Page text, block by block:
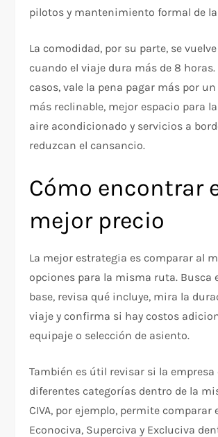
pilotos y mantenimiento formal de
La comodidad, por su parte, se
cuando el viaje dura más de 8 horas.
casos, vale la pena pagar más por
más reclinable, mejor espacio para
aire acondicionado y servicios a
reduzcan el cansancio.
Cómo encontrar
mejor precio
La mejor estrategia es comparar al
opciones para la misma ruta. Busca
base, revisa qué incluye, mira la
viaje y confirma si hay costos
equipaje o selección de asiento.
También es útil revisar si la empresa
diferentes categorías dentro de la
CIVA, por ejemplo, permite comparar
Econociva, Superciva y Excluciva